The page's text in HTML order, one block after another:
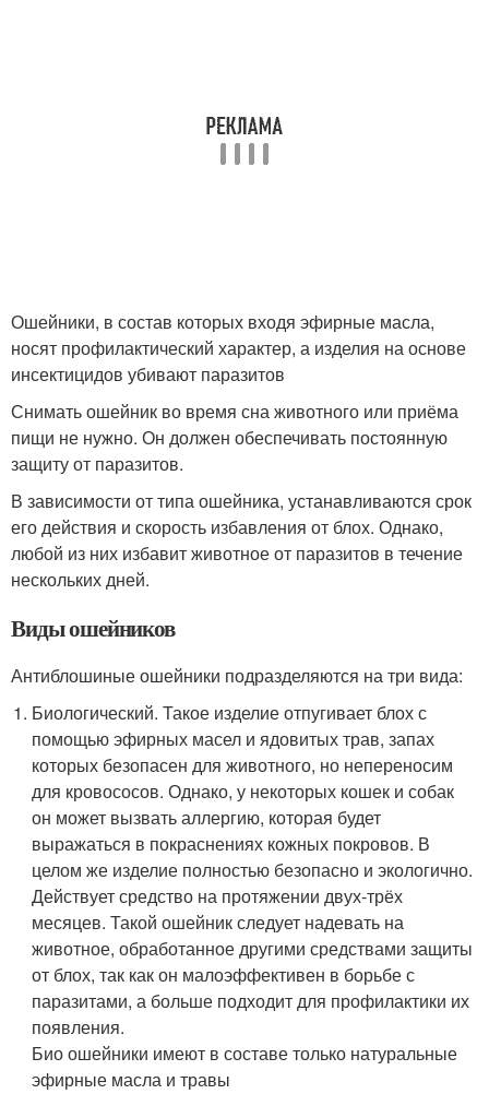
Ошейники, в состав которых входя эфирные масла,
носят профилактический характер, а изделия на основе
инсектицидов убивают паразитов
Снимать ошейник во время сна животного или приёма
пищи не нужно. Он должен обеспечивать постоянную
защиту от паразитов.
В зависимости от типа ошейника, устанавливаются срок
его действия и скорость избавления от блох. Однако,
любой из них избавит животное от паразитов в течение
нескольких дней.
Виды ошейников
Антиблошиные ошейники подразделяются на три вида:
Биологический. Такое изделие отпугивает блох с
помощью эфирных масел и ядовитых трав, запах
которых безопасен для животного, но непереносим
для кровососов. Однако, у некоторых кошек и собак
он может вызвать аллергию, которая будет
выражаться в покраснениях кожных покровов. В
целом же изделие полностью безопасно и экологично.
Действует средство на протяжении двух-трёх
месяцев. Такой ошейник следует надевать на
животное, обработанное другими средствами защиты
от блох, так как он малоэффективен в борьбе с
паразитами, а больше подходит для профилактики их
появления.
Био ошейники имеют в составе только натуральные
эфирные масла и травы